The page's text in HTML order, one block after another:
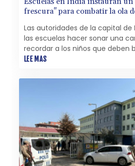
frescura" para combatir la ola
Las autoridades de la capital de
las escuelas hacer sonar una
recordar a los niños que deben
una ola de calor que ya supera
LEE MAS